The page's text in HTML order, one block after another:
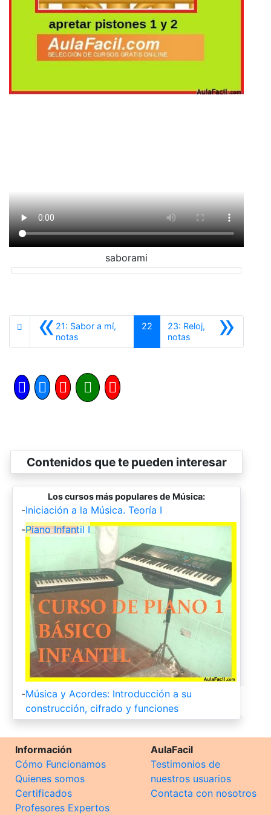
saborami
«21: Sabor a mí,
notas
22 »
23: Reloj,
notasSiguiente
Contenidos que te pueden interesar
Los cursos más populares de Música:
-Iniciación a la Música. Teoría I
-Piano Infantil I
-Música y Acordes: Introducción a su
construcción, cifrado y funciones
Información
Cómo Funcionamos
Quienes somos
Certificados
Profesores Expertos
AulaFacil
Testimonios de
nuestros usuarios
Contacta con nosotros